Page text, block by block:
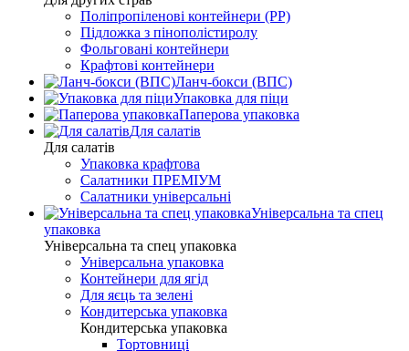
Поліпропіленові контейнери (PP)
Підложка з пінополістиролу
Фольговані контейнери
Крафтові контейнери
Ланч-бокси (ВПС)
Упаковка для піци
Паперова упаковка
Для салатів
Для салатів
Упаковка крафтова
Салатники ПРЕМІУМ
Салатники універсальні
Універсальна та спец
упаковка
Універсальна та спец упаковка
Універсальна упаковка
Контейнери для ягід
Для яєць та зелені
Кондитерська упаковка
Кондитерська упаковка
Тортовниці